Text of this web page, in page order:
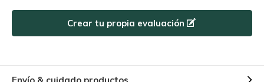
Crear tu propia evaluación